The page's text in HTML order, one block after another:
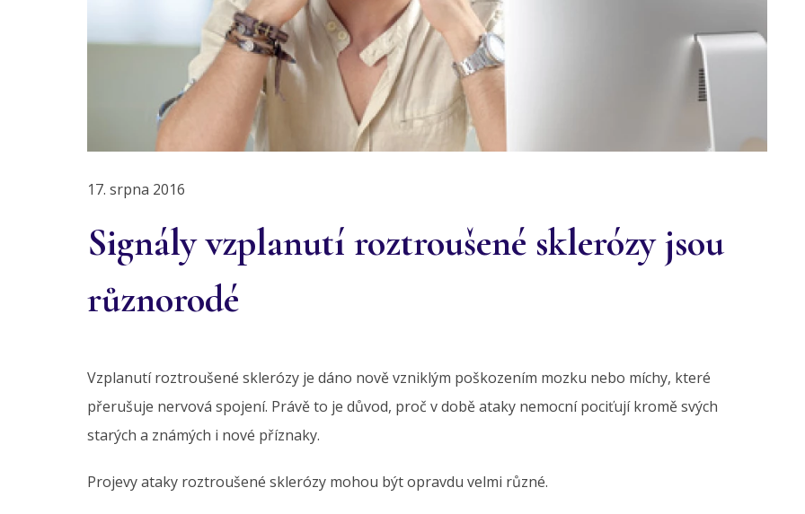
17. srpna 2016
Signály vzplanutí roztroušené sklerózy jsou
různorodé
Vzplanutí roztroušené sklerózy je dáno nově vzniklým poškozením mozku nebo míchy, které
přerušuje nervová spojení. Právě to je důvod, proč v době ataky nemocní pociťují kromě svých
starých a známých i nové příznaky.
Projevy ataky roztroušené sklerózy mohou být opravdu velmi různé.